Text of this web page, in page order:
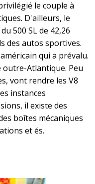
le couple à
D'ailleurs, le
500 SL de 42,26
des autos sportives.
qui a prévalu.
outre-Atlantique. Peu
vont rendre les V8
instances
il existe des
boîtes mécaniques
et és.